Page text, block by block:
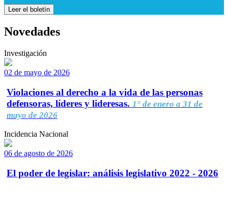
Leer el boletín
Novedades
Investigación
02 de mayo de 2026
Violaciones al derecho a la vida de las personas
defensoras, líderes y lideresas. 1° de enero a 31 de
mayo de 2026
Incidencia Nacional
06 de agosto de 2026
El poder de legislar: análisis legislativo 2022 - 2026